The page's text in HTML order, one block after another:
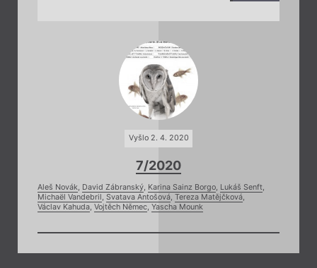
Vyšlo 2. 4. 2020
7/2020
Aleš Novák, David Zábranský, Karina Sainz Borgo, Lukáš Senft,
Michaël Vandebril, Svatava Antošová, Tereza Matějčková,
Václav Kahuda, Vojtěch Němec, Yascha Mounk